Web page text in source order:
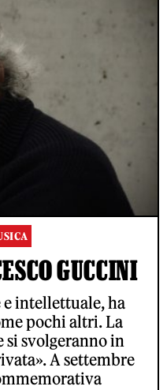
GUCCINI
intellettuale, ha
pochi altri. La
si svolgeranno in
A settembre